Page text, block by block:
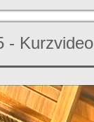
- Kurzvideo